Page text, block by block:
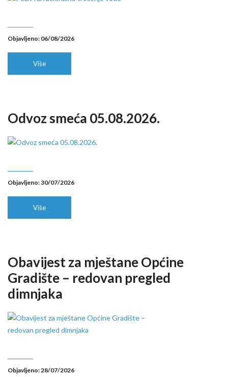
Objavljeno: 06/08/2026
Više
Odvoz smeća 05.08.2026.
Objavljeno: 30/07/2026
Više
Obavijest za mještane Općine
Gradište – redovan pregled
dimnjaka
Objavljeno: 28/07/2026